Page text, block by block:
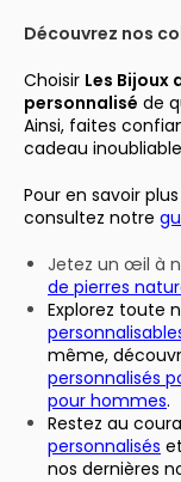
Découvrez nos
Choisir Les Bijoux
personnalisé de
Ainsi, faites
cadeau
Pour en savoir
consultez notre
Jetez un œil à
de pierres
Explorez toute
même,
personnalisés
pour hommes.
Restez au
personnalisés
nos dernières